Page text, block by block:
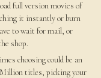
full version movies of
it instantly or burn
to wait for mail, or
shop.
choosing could be an
titles, picking your